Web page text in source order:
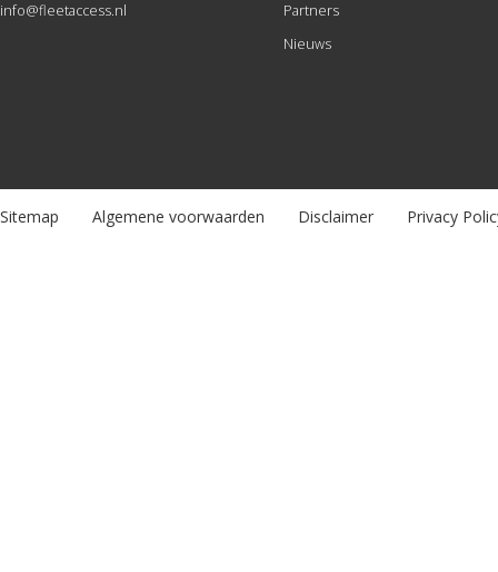
info@fleetaccess.nl
Partners
Nieuws
Sitemap Algemene voorwaarden Disclaimer Privacy